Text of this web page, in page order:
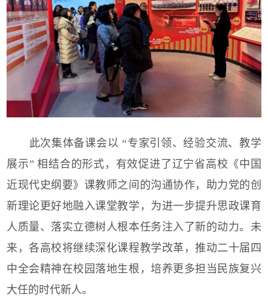
此次集体备课会以 “专家引领、经验交流、教学
展示” 相结合的形式，有效促进了辽宁省高校《中国
近现代史纲要》课教师之间的沟通协作，助力党的创
新理论更好地融入课堂教学，为进一步提升思政课育
人质量、落实立德树人根本任务注入了新的动力。未
来，各高校将继续深化课程教学改革，推动二十届四
中全会精神在校园落地生根，培养更多担当民族复兴
大任的时代新人。